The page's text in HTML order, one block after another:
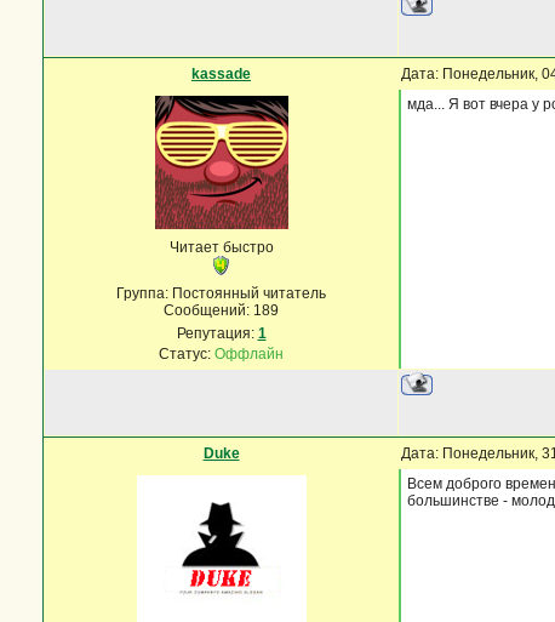
kassade Дата: Понедельник,
Читает быстро
Группа: Постоянный читатель
Сообщений: 189
Репутация: 1
Статус: Оффлайн
мда... Я вот вчера у
Duke Дата: Понедельник,
Всем доброго
большинстве -